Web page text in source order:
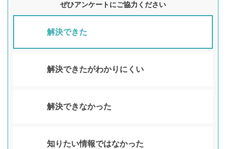
ぜひアンケートにご協力ください
解決できた
解決できたがわかりにくい
解決できなかった
知りたい情報ではなかった